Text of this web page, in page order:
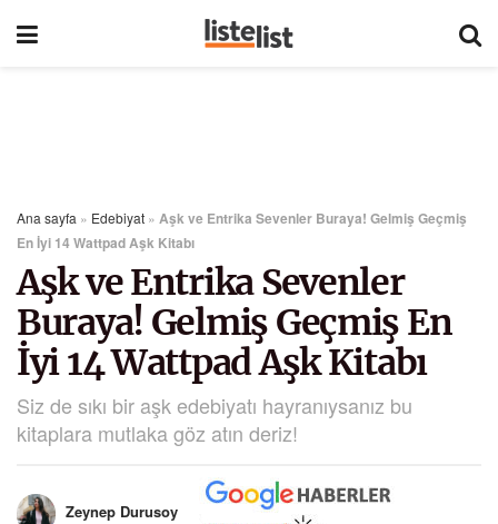
Ana sayfa » Edebiyat » Aşk ve Entrika Sevenler Buraya! Gelmiş Geçmiş
En İyi 14 Wattpad Aşk Kitabı
Aşk ve Entrika Sevenler
Buraya! Gelmiş Geçmiş En
İyi 14 Wattpad Aşk Kitabı
Siz de sıkı bir aşk edebiyatı hayranıysanız bu
kitaplara mutlaka göz atın deriz!
Zeynep Durusoy